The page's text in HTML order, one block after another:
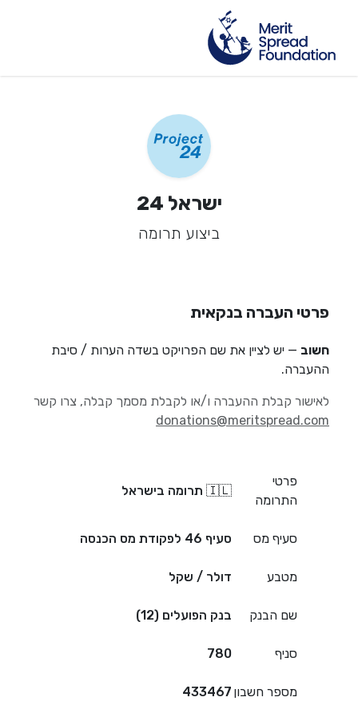
ישראל 24
ביצוע תרומה
פרטי העברה בנקאית
חשוב — יש לציין את שם הפרויקט בשדה הערות / סיבת
ההעברה.
לאישור קבלת ההעברה ו/או לקבלת מסמך קבלה, צרו קשר
donations@meritspread.com
פרטי
התרומה
🇮🇱 תרומה בישראל
סעיף מס סעיף 46 לפקודת מס הכנסה
מטבע דולר / שקל
שם הבנק בנק הפועלים (12)
סניף 780
מספר חשבון 433467